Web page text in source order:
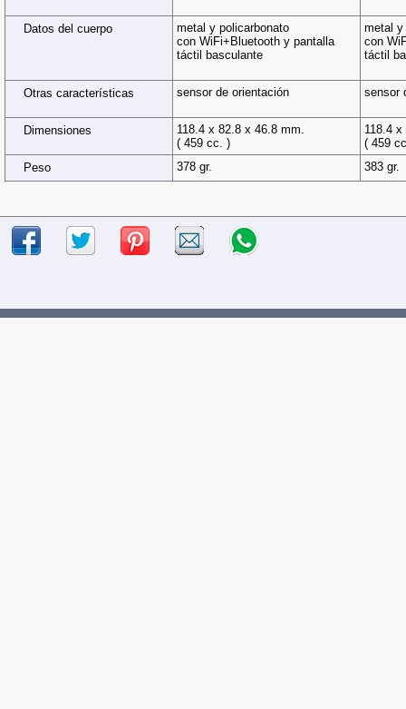
Datos del cuerpo
metal y policarbonato
con WiFi+Bluetooth y pantalla
táctil basculante
metal y
con
táctil
Otras características sensor de orientación sensor
Dimensiones
118.4 x 82.8 x 46.8 mm.
( 459 cc. )
118.4
( 459
Peso
378 gr. 383 gr.